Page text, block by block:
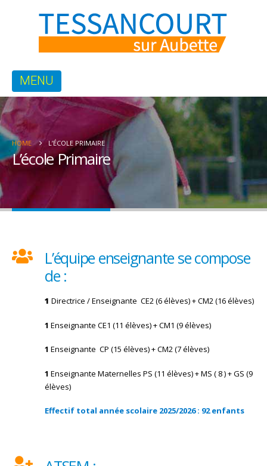
HOME L’ÉCOLE PRIMAIRE
L’école Primaire
L’équipe enseignante se compose
de :
1 Directrice / Enseignante CE2 (6 élèves) + CM2 (16 élèves)
1 Enseignante CE1 (11 élèves) + CM1 (9 élèves)
1 Enseignante CP (15 élèves) + CM2 (7 élèves)
1 Enseignante Maternelles PS (11 élèves) + MS ( 8 ) + GS (9
élèves)
Effectif total année scolaire 2025/2026 : 92 enfants